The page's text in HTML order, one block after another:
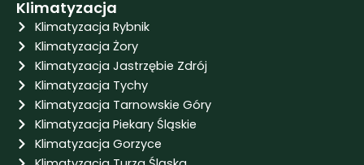
Klimatyzacja
Klimatyzacja Rybnik
Klimatyzacja Żory
Klimatyzacja Jastrzębie Zdrój
Klimatyzacja Tychy
Klimatyzacja Tarnowskie Góry
Klimatyzacja Piekary Śląskie
Klimatyzacja Gorzyce